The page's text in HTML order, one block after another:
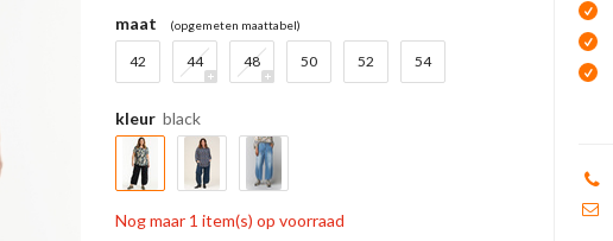
maat (opgemeten maattabel)
42 44 48 50 52 54
kleur black
Nog maar 1 item(s) op voorraad